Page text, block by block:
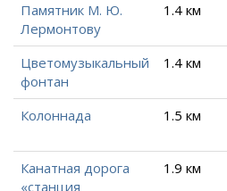
Памятник М. Ю.
Лермонтову
1.4 км
Цветомузыкальный
фонтан
1.4 км
Колоннада 1.5 км
Канатная дорога
«станция
1.9 км